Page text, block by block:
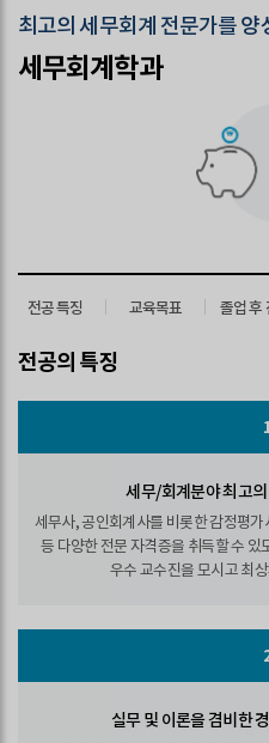
최고의 세무회계 전문가를 양
세무회계학과
전공 특징 교육목표 졸업 후
전공의 특징
세무/회계분야 최고
세무사, 공인회계사를 비롯한 감정평
등 다양한 전문 자격증을 취득할 수
우수 교수진을 모시고 최
실무 및 이론을 겸비한